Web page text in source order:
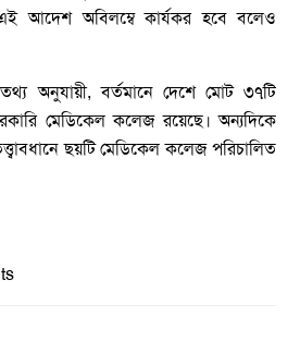
আদেশ অবিলম্বে কার্যকর হবে বলেও
তথ্য অনুযায়ী, বর্তমানে দেশে মোট ৩৭টি
মেডিকেল কলেজ রয়েছে। অন্যদিকে
ছয়টি মেডিকেল কলেজ পরিচালিত